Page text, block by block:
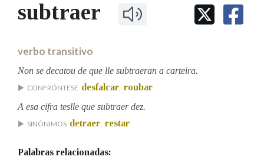
IDENTIDADE CORPORATIVA
MARCIAL DEL ADALID
FIGURAS HOMENAXEADAS
PRIMAVERA DAS LETRAS
PORTAL DAS PALABRAS
Facebook
TwitterYoutubeInstagram
Bluesky
BUSCAR NOS LEMAS
Remata por
Contén
subtraer
verbo transitivo
Non se decatou de que lle subtraeran a carteira.
CONFRÓNTESE desfalcar, roubar
A esa cifra teslle que subtraer dez.
SINÓNIMOS detraer, restar
Palabras relacionadas: